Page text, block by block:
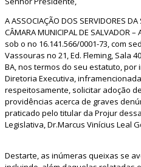
A ASSOCIAÇÃO DOS SERVIDORES DA
CÂMARA MUNICIPAL DE SALVADOR
sob o no 16.141.566/0001-73, com
Vassouras no 21, Ed. Fleming, Sala
BA, nos termos do seu estatuto, por
Diretoria Executiva,
respeitosamente, solicitar adoção
providências acerca de graves
praticado pelo titular da Projur
Legislativa, Dr.Marcus Vinícius Leal
Destarte, as inúmeras queixas se